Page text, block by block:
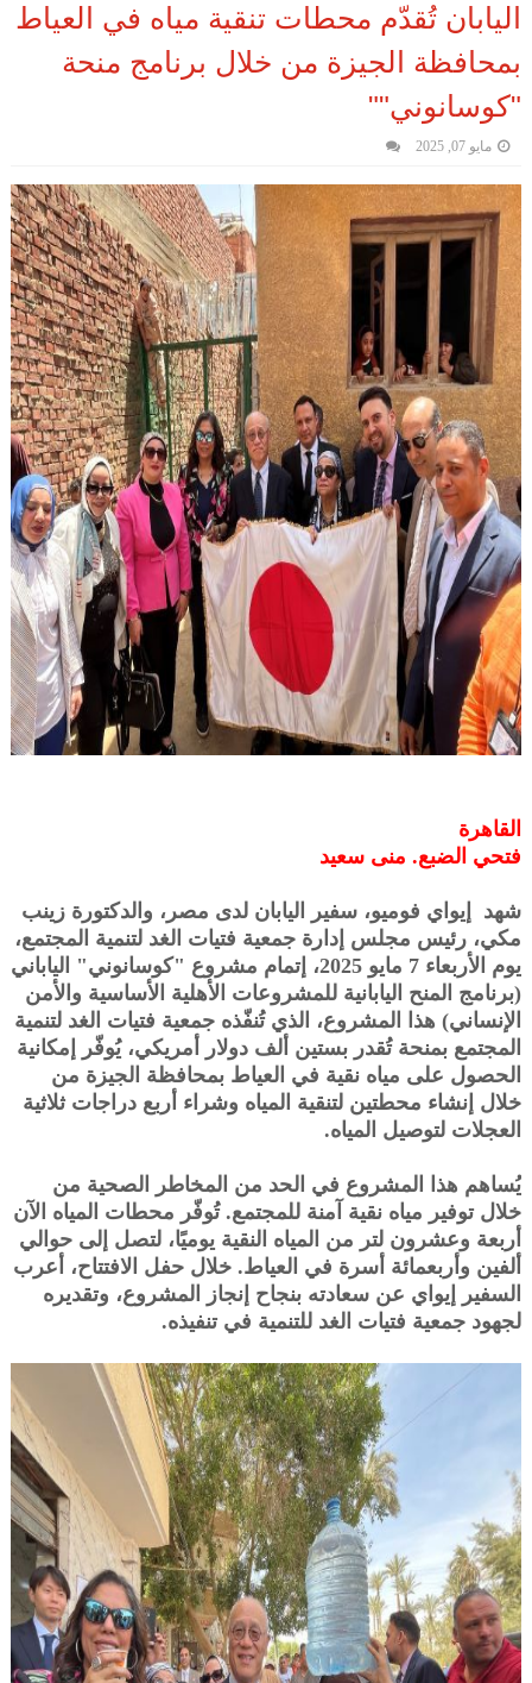
اليابان تُقدّم محطات تنقية مياه في العياط
بمحافظة الجيزة من خلال برنامج منحة
"كوسانوني""
مايو 07, 2025
القاهرة
فتحي الضبع. منى سعيد
شهد إيواي فوميو، سفير اليابان لدى مصر، والدكتورة زينب
مكي، رئيس مجلس إدارة جمعية فتيات الغد لتنمية المجتمع،
يوم الأربعاء 7 مايو 2025، إتمام مشروع "كوسانوني" الياباني
(برنامج المنح اليابانية للمشروعات الأهلية الأساسية والأمن
الإنساني) هذا المشروع، الذي تُنفّذه جمعية فتيات الغد لتنمية
المجتمع بمنحة تُقدر بستين ألف دولار أمريكي، يُوفّر إمكانية
الحصول على مياه نقية في العياط بمحافظة الجيزة من
خلال إنشاء محطتين لتنقية المياه وشراء أربع دراجات ثلاثية
العجلات لتوصيل المياه.
يُساهم هذا المشروع في الحد من المخاطر الصحية من
خلال توفير مياه نقية آمنة للمجتمع. تُوفّر محطات المياه الآن
أربعة وعشرون لتر من المياه النقية يوميًا، لتصل إلى حوالي
ألفين وأربعمائة أسرة في العياط. خلال حفل الافتتاح، أعرب
السفير إيواي عن سعادته بنجاح إنجاز المشروع، وتقديره
لجهود جمعية فتيات الغد للتنمية في تنفيذه.